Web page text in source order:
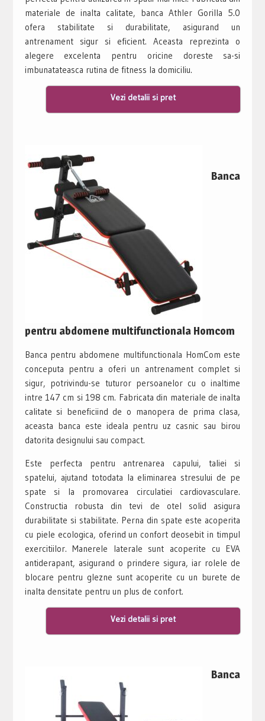
materiale de inalta calitate, banca Athler Gorilla 5.0
ofera stabilitate si durabilitate, asigurand un
antrenament sigur si eficient. Aceasta reprezinta o
alegere excelenta pentru oricine doreste sa-si
imbunatateasca rutina de fitness la domiciliu.
Vezi detalii si pret
Banca
pentru abdomene multifunctionala Homcom
Banca pentru abdomene multifunctionala HomCom este
conceputa pentru a oferi un antrenament complet si
sigur, potrivindu-se tuturor persoanelor cu o inaltime
intre 147 cm si 198 cm. Fabricata din materiale de inalta
calitate si beneficiind de o manopera de prima clasa,
aceasta banca este ideala pentru uz casnic sau birou
datorita designului sau compact.
Este perfecta pentru antrenarea capului, taliei si
spatelui, ajutand totodata la eliminarea stresului de pe
spate si la promovarea circulatiei cardiovasculare.
Constructia robusta din tevi de otel solid asigura
durabilitate si stabilitate. Perna din spate este acoperita
cu piele ecologica, oferind un confort deosebit in timpul
exercitiilor. Manerele laterale sunt acoperite cu EVA
antiderapant, asigurand o prindere sigura, iar rolele de
blocare pentru glezne sunt acoperite cu un burete de
inalta densitate pentru un plus de confort.
Vezi detalii si pret
Banca